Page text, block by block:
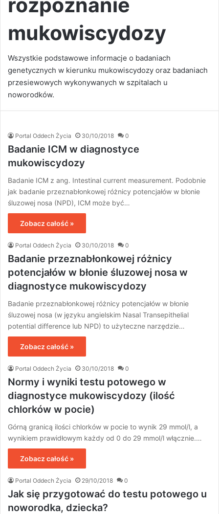
rozpoznanie
mukowiscydozy
Wszystkie podstawowe informacje o badaniach
genetycznych w kierunku mukowiscydozy oraz badaniach
przesiewowych wykonywanych w szpitalach u
noworodków.
Portal Oddech Życia 30/10/2018 0
Badanie ICM w diagnostyce
mukowiscydozy
Badanie ICM z ang. Intestinal current measurement. Podobnie
jak badanie przeznabłonkowej różnicy potencjałów w błonie
śluzowej nosa (NPD), ICM może być…
Zobacz całość »
Portal Oddech Życia 30/10/2018 0
Badanie przeznabłonkowej różnicy
potencjałów w błonie śluzowej nosa w
diagnostyce mukowiscydozy
Badanie przeznabłonkowej różnicy potencjałów w błonie
śluzowej nosa (w języku angielskim Nasal Transepithelial
potential difference lub NPD) to użyteczne narzędzie…
Zobacz całość »
Portal Oddech Życia 30/10/2018 0
Normy i wyniki testu potowego w
diagnostyce mukowiscydozy (ilość
chlorków w pocie)
Górną granicą ilości chlorków w pocie to wynik 29 mmol/l, a
wynikiem prawidłowym każdy od 0 do 29 mmol/l włącznie.…
Zobacz całość »
Portal Oddech Życia 29/10/2018 0
Jak się przygotować do testu potowego u
noworodka, dziecka?